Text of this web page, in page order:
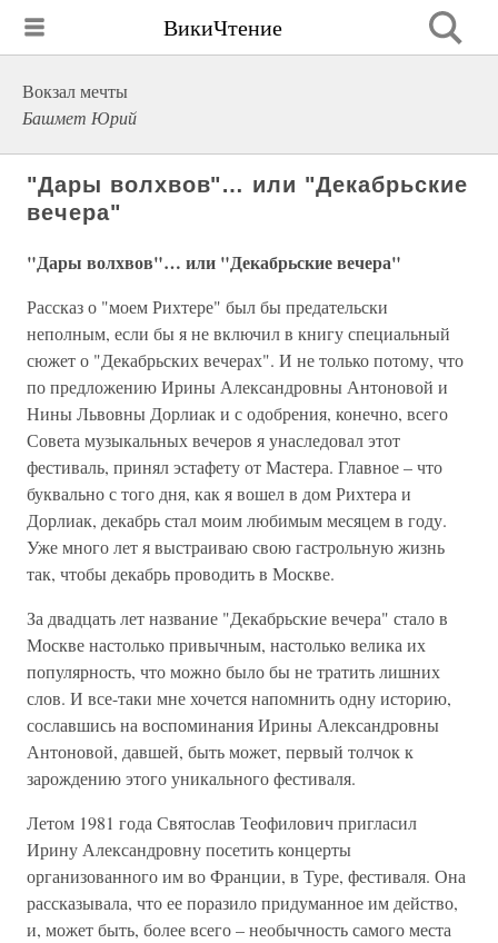
ВикиЧтение
Вокзал мечты
Башмет Юрий
"Дары волхвов"… или "Декабрьские
вечера"
"Дары волхвов"… или "Декабрьские вечера"
Рассказ о "моем Рихтере" был бы предательски
неполным, если бы я не включил в книгу специальный
сюжет о "Декабрьских вечерах". И не только потому, что
по предложению Ирины Александровны Антоновой и
Нины Львовны Дорлиак и с одобрения, конечно, всего
Совета музыкальных вечеров я унаследовал этот
фестиваль, принял эстафету от Мастера. Главное – что
буквально с того дня, как я вошел в дом Рихтера и
Дорлиак, декабрь стал моим любимым месяцем в году.
Уже много лет я выстраиваю свою гастрольную жизнь
так, чтобы декабрь проводить в Москве.
За двадцать лет название "Декабрьские вечера" стало в
Москве настолько привычным, настолько велика их
популярность, что можно было бы не тратить лишних
слов. И все-таки мне хочется напомнить одну историю,
сославшись на воспоминания Ирины Александровны
Антоновой, давшей, быть может, первый толчок к
зарождению этого уникального фестиваля.
Летом 1981 года Святослав Теофилович пригласил
Ирину Александровну посетить концерты
организованного им во Франции, в Туре, фестиваля. Она
рассказывала, что ее поразило придуманное им действо,
и, может быть, более всего – необычность самого места